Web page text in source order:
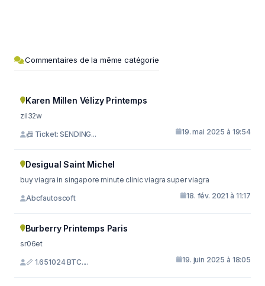
Commentaires de la même catégorie
Karen Millen Vélizy Printemps
zil32w
📠 Ticket: SENDING... 19. mai 2025 à 19:54
Desigual Saint Michel
buy viagra in singapore minute clinic viagra super viagra
Abcfautoscoft 18. fév. 2021 à 11:17
Burberry Printemps Paris
sr06et
📏 1.651024 BTC.... 19. juin 2025 à 18:05